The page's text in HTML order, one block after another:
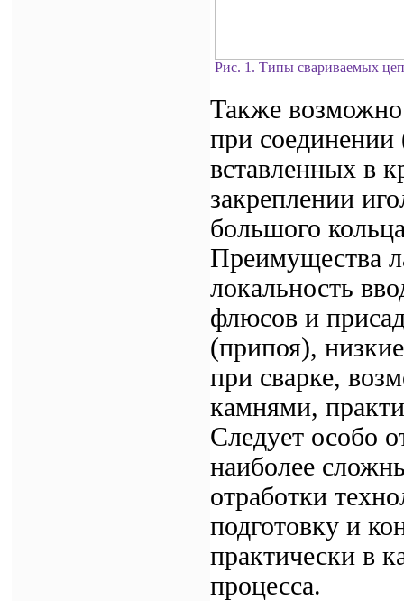
Рис. 1. Типы свариваемых
Также
при соединении
вставленных в
закреплении
большого
Преимущества
локальность
флюсов и
(припоя),
при сварке,
камнями,
Следует особо
наиболее
отработки
подготовку и
практически в
процесса.